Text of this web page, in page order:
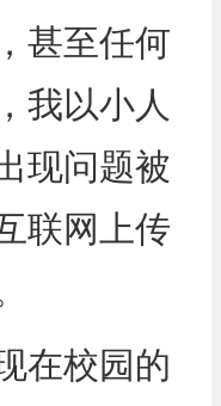
甚至任何
我以小人
现问题被
联网上传
在校园的